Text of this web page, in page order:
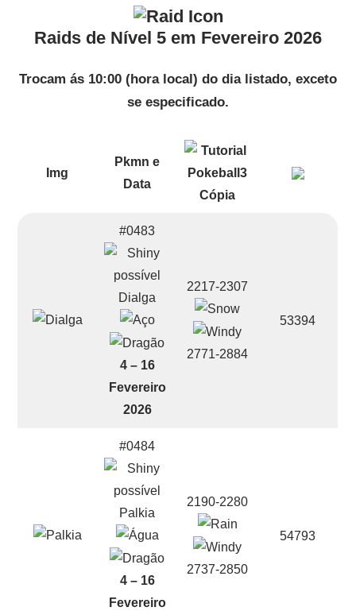
Raids de Nível 5 em Fevereiro 2026
Trocam ás 10:00 (hora local) do dia listado, exceto
se especificado.
Img
Pkmn e
Data
#0483
Dialga
4 – 16
Fevereiro
2026
2217-2307
2771-2884
53394
#0484
Palkia
4 – 16
Fevereiro
2190-2280
2737-2850
54793